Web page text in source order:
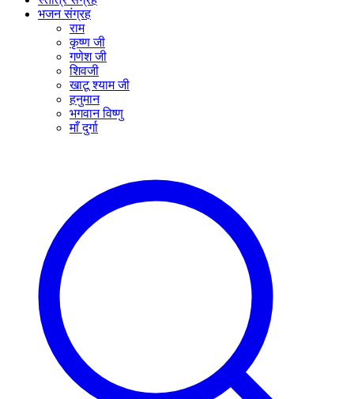
भजन संग्रह
राम
कृष्ण जी
गणेश जी
शिवजी
खाटू श्याम जी
हनुमान
भगवान विष्णु
माँ दुर्गा